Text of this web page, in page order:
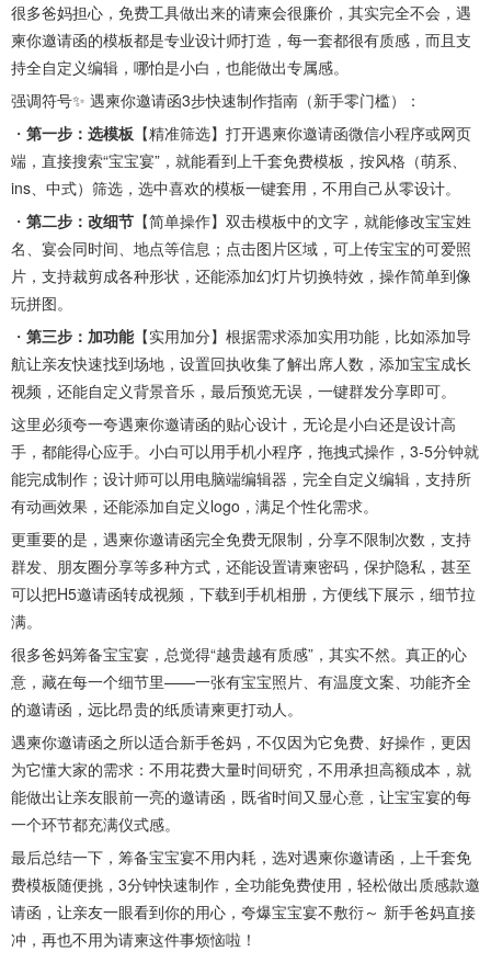
很多爸妈担心，免费工具做出来的请柬会很廉价，其实完全不会，遇
柬你邀请函的模板都是专业设计师打造，每一套都很有质感，而且支
持全自定义编辑，哪怕是小白，也能做出专属感。
强调符号✨ 遇柬你邀请函3步快速制作指南（新手零门槛）：
・ 第一步：选模板 【精准筛选】打开遇柬你邀请函微信小程序或网页
端，直接搜索“宝宝宴”，就能看到上千套免费模板，按风格（萌系、
ins、中式）筛选，选中喜欢的模板一键套用，不用自己从零设计。
・ 第二步：改细节 【简单操作】双击模板中的文字，就能修改宝宝姓
名、宴会同时间、地点等信息；点击图片区域，可上传宝宝的可爱照
片，支持裁剪成各种形状，还能添加幻灯片切换特效，操作简单到像
玩拼图。
・ 第三步：加功能【实用加分】根据需求添加实用功能，比如添加导
航让亲友快速找到场地，设置回执收集了解出席人数，添加宝宝成长
视频，还能自定义背景音乐，最后预览无误，一键群发分享即可。
这里必须夸一夸遇柬你邀请函的贴心设计，无论是小白还是设计高
手，都能得心应手。小白可以用手机小程序，拖拽式操作，3-5分钟就
能完成制作；设计师可以用电脑端编辑器，完全自定义编辑，支持所
有动画效果，还能添加自定义logo，满足个性化需求。
更重要的是，遇柬你邀请函完全免费无限制，分享不限制次数，支持
群发、朋友圈分享等多种方式，还能设置请柬密码，保护隐私，甚至
可以把H5邀请函转成视频，下载到手机相册，方便线下展示，细节拉
满。
很多爸妈筹备宝宝宴，总觉得“越贵越有质感”，其实不然。真正的心
意，藏在每一个细节里——一张有宝宝照片、有温度文案、功能齐全
的邀请函，远比昂贵的纸质请柬更打动人。
遇柬你邀请函之所以适合新手爸妈，不仅因为它免费、好操作，更因
为它懂大家的需求：不用花费大量时间研究，不用承担高额成本，就
能做出让亲友眼前一亮的邀请函，既省时间又显心意，让宝宝宴的每
一个环节都充满仪式感。
最后总结一下，筹备宝宝宴不用内耗，选对遇柬你邀请函，上千套免
费模板随便挑，3分钟快速制作，全功能免费使用，轻松做出质感款邀
请函，让亲友一眼看到你的用心，夸爆宝宝宴不敷衍～ 新手爸妈直接
冲，再也不用为请柬这件事烦恼啦！